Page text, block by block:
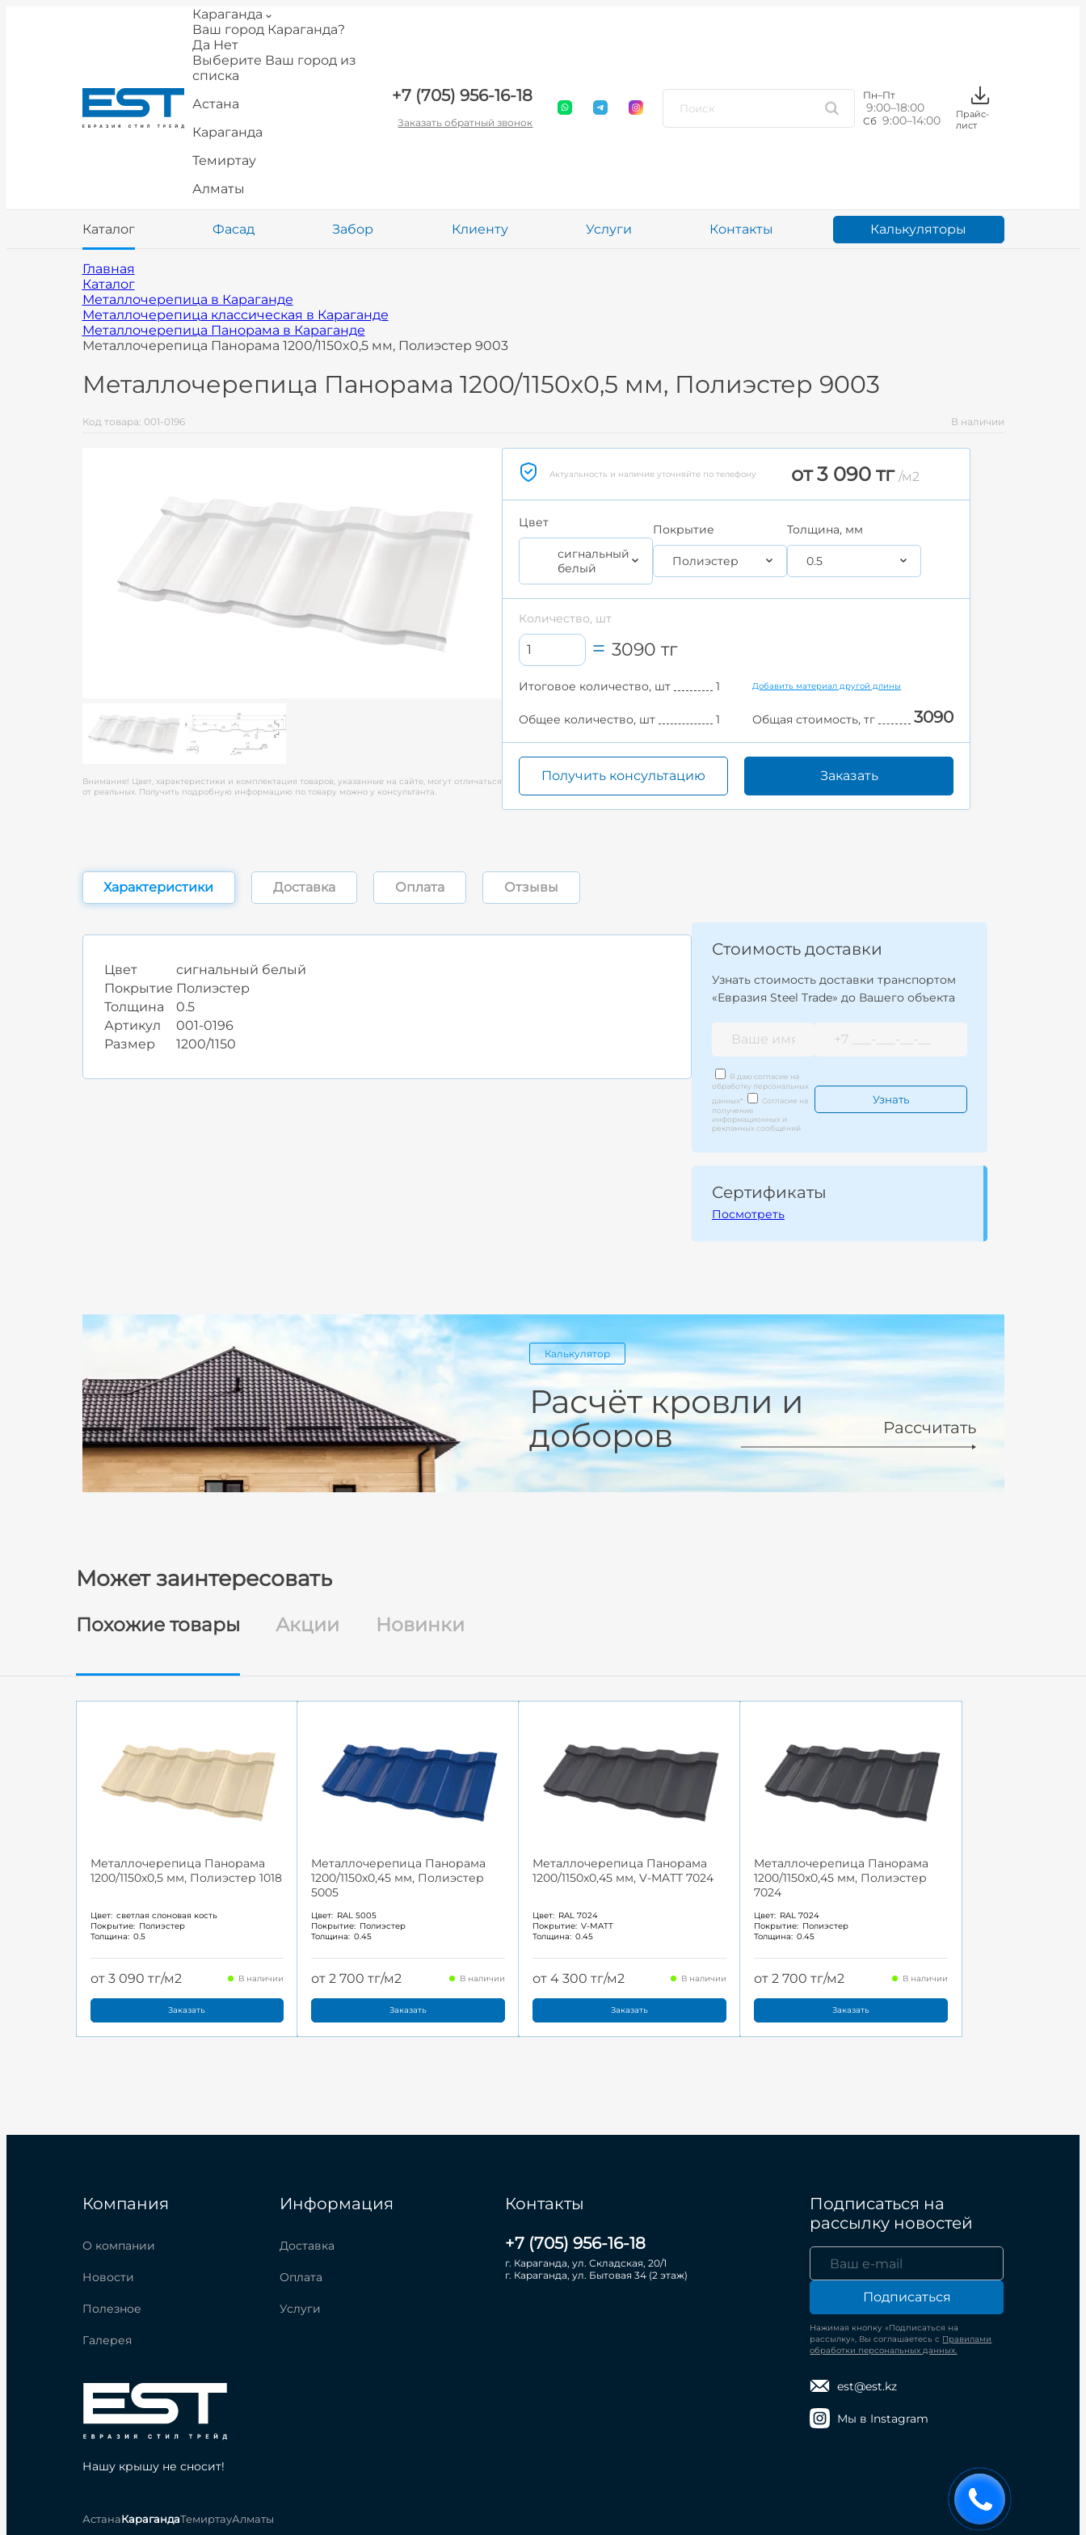
Караганда
Ваш город Караганда?
Да Нет
Выберите Ваш город из
списка
Астана
Караганда
Темиртау
Алматы
+7 (705) 956-16-18
Заказать обратный звонок
Пн–Пт
9:00–18:00
Сб 9:00–14:00
Прайс-
лист
Каталог Фасад Забор Клиенту Услуги Контакты Калькуляторы
Главная
Каталог
Металлочерепица в Караганде
Металлочерепица классическая в Караганде
Металлочерепица Панорама в Караганде
Металлочерепица Панорама 1200/1150x0,5 мм, Полиэстер 9003
Металлочерепица Панорама 1200/1150x0,5 мм, Полиэстер 9003
Код товара: 001-0196 В наличии
Внимание! Цвет, характеристики и комплектация товаров, указанные на сайте, могут отличаться
от реальных. Получить подробную информацию по товару можно у консультанта.
Актуальность и наличие уточняйте по телефону от 3 090 тг /м2
Цвет
сигнальный
белый
Покрытие
Полиэстер
Толщина, мм
0.5
Количество, шт
3090 тг
Итоговое количество, шт 1 Добавить материал другой длины
Общее количество, шт 1 Общая стоимость, тг 3090
Получить консультацию Заказать
Характеристики Доставка Оплата Отзывы
Цвет
сигнальный белый
Покрытие Полиэстер
Толщина
0.5
Артикул
001-0196
Размер
1200/1150
Стоимость доставки
Узнать стоимость доставки транспортом
«Евразия Steel Trade» до Вашего объекта
Я даю согласие на
обработку персональных
данных*
Согласие на
получение
информационных и
рекламных сообщений
Сертификаты
Посмотреть
Калькулятор
Расчёт кровли и
доборов
Рассчитать
Может заинтересовать
Похожие товары Акции Новинки
Металлочерепица Панорама
1200/1150x0,5 мм, Полиэстер 1018
Цвет: светлая слоновая кость
Покрытие: Полиэстер
Толщина: 0.5
от 3 090 тг/м2 В наличии
Заказать
Металлочерепица Панорама
1200/1150x0,45 мм, Полиэстер
5005
Цвет: RAL 5005
Покрытие: Полиэстер
Толщина: 0.45
от 2 700 тг/м2 В наличии
Заказать
Металлочерепица Панорама
1200/1150x0,45 мм, V-MATT 7024
Цвет: RAL 7024
Покрытие: V-MATT
Толщина: 0.45
от 4 300 тг/м2 В наличии
Заказать
Металлочерепица Панорама
1200/1150x0,45 мм, Полиэстер
7024
Цвет: RAL 7024
Покрытие: Полиэстер
Толщина: 0.45
от 2 700 тг/м2 В наличии
Заказать
Компания
О компании
Новости
Полезное
Галерея
Информация
Доставка
Оплата
Услуги
Контакты
+7 (705) 956-16-18
г. Караганда, ул. Складская, 20/1
г. Караганда, ул. Бытовая 34 (2 этаж)
Подписаться на
рассылку новостей
Подписаться
Нажимая кнопку «Подписаться на
рассылку», Вы соглашаетесь с Правилами
обработки персональных данных.
est@est.kz
Мы в Instagram
Нашу крышу не сносит!
АстанаКарагандаТемиртауАлматы